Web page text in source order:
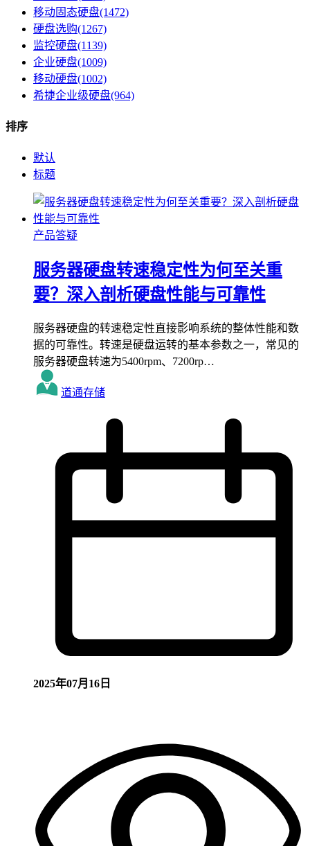
移动固态硬盘(1472)
硬盘选购(1267)
监控硬盘(1139)
企业硬盘(1009)
移动硬盘(1002)
希捷企业级硬盘(964)
排序
默认
标题
产品答疑
服务器硬盘转速稳定性为何至关重
要？深入剖析硬盘性能与可靠性
服务器硬盘的转速稳定性直接影响系统的整体性能和数
据的可靠性。转速是硬盘运转的基本参数之一，常见的
服务器硬盘转速为5400rpm、7200rp…
道通存储
2025年07月16日